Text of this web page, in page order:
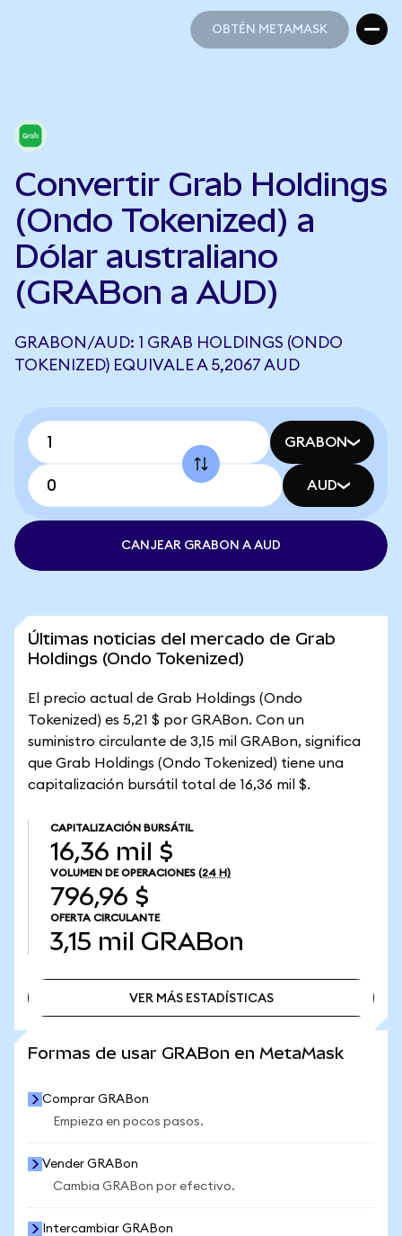
OBTÉN METAMASK
Convertir Grab Holdings
(Ondo Tokenized) a
Dólar australiano
(GRABon a AUD)
GRABON/AUD: 1 GRAB HOLDINGS (ONDO
TOKENIZED) EQUIVALE A 5,2067 AUD
GRABON
AUD
CANJEAR GRABON A AUD
Últimas noticias del mercado de Grab
Holdings (Ondo Tokenized)
El precio actual de Grab Holdings (Ondo
Tokenized) es 5,21 $ por GRABon. Con un
suministro circulante de 3,15 mil GRABon, significa
que Grab Holdings (Ondo Tokenized) tiene una
capitalización bursátil total de 16,36 mil $.
CAPITALIZACIÓN BURSÁTIL
16,36 mil $
VOLUMEN DE OPERACIONES (24 H)
796,96 $
OFERTA CIRCULANTE
3,15 mil GRABon
VER MÁS ESTADÍSTICAS
Formas de usar GRABon en MetaMask
Comprar GRABon
Empieza en pocos pasos.
Vender GRABon
Cambia GRABon por efectivo.
Intercambiar GRABon